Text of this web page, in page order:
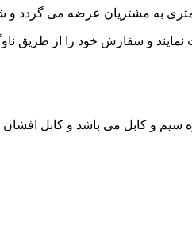
و سفارش خود را از طریق
می باشد و کابل افشان 1.5*2را از برند های